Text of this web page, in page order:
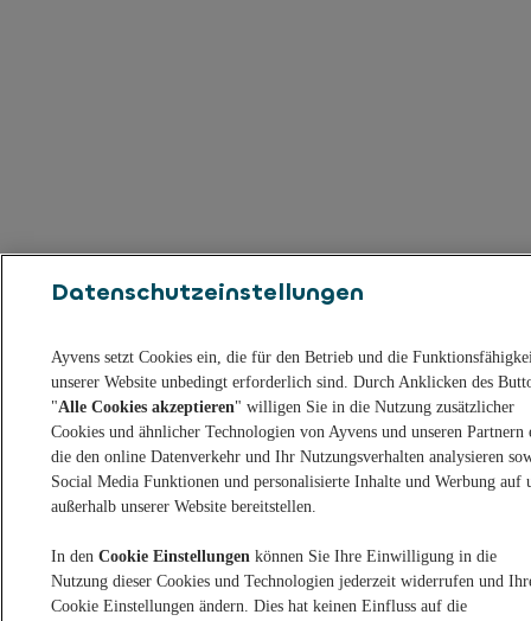
Datenschutzeinstellungen
Ayvens setzt Cookies ein, die für den Betrieb und die
unserer Website unbedingt erforderlich sind. Durch Anklicken des
"Alle Cookies akzeptieren" willigen Sie in die Nutzung zusätzlicher
Cookies und ähnlicher Technologien von Ayvens und unseren Partnern
die den online Datenverkehr und Ihr Nutzungsverhalten analysieren
Social Media Funktionen und personalisierte Inhalte und Werbung auf
außerhalb unserer Website bereitstellen.
In den Cookie Einstellungenkönnen Sie Ihre Einwilligung in die
Nutzung dieser Cookies und Technologien jederzeit widerrufen und
Cookie Einstellungen ändern. Dies hat keinen Einfluss auf die